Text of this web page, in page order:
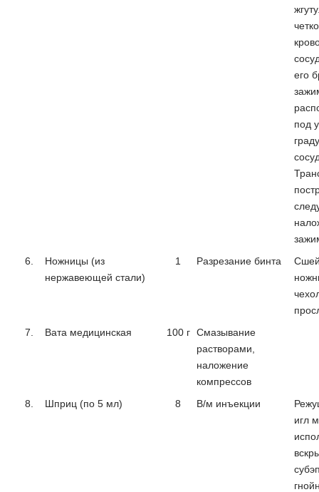
его
под
6.
Ножницы (из
нержавеющей стали)
1 Разрезание бинта
7.
Вата медицинская 100 г Смазывание
растворами,
наложение
компрессов
8.
Шприц (по 5 мл) 8 В/м инъекции
игл